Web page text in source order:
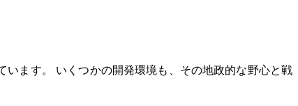
ます。 いくつかの開発環境も、その地政的な野心と戦